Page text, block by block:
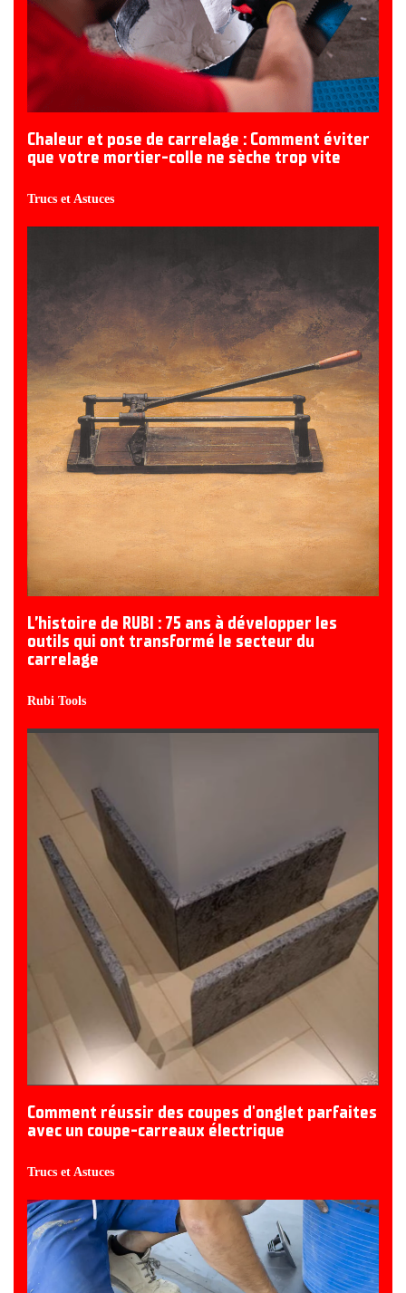
Chaleur et pose de carrelage : Comment éviter
que votre mortier-colle ne sèche trop vite
Trucs et Astuces
L’histoire de RUBI : 75 ans à développer les
outils qui ont transformé le secteur du
carrelage
Rubi Tools
Comment réussir des coupes d'onglet parfaites
avec un coupe-carreaux électrique
Trucs et Astuces